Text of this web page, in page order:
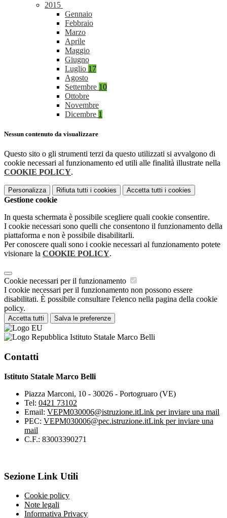
2015
Gennaio
Febbraio
Marzo
Aprile
Maggio
Giugno
Luglio 17
Agosto
Settembre 10
Ottobre
Novembre
Dicembre 1
Nessun contenuto da visualizzare
Questo sito o gli strumenti terzi da questo utilizzati si avvalgono di
cookie necessari al funzionamento ed utili alle finalità illustrate nella
COOKIE POLICY.
Personalizza Rifiuta tutti i cookies Accetta tutti i cookies
Gestione cookie
In questa schermata è possibile scegliere quali cookie consentire.
I cookie necessari sono quelli che consentono il funzionamento della
piattaforma e non è possibile disabilitarli.
Per conoscere quali sono i cookie necessari al funzionamento potete
visionare la COOKIE POLICY.
Cookie necessari per il funzionamento
I cookie necessari per il funzionamento non possono essere
disabilitati. È possibile consultare l'elenco nella pagina della cookie
policy.
Accetta tutti Salva le preferenze
Istituto Statale Marco Belli
Contatti
Istituto Statale Marco Belli
Piazza Marconi, 10 - 30026 - Portogruaro (VE)
Tel: 0421 73102
Email: VEPM030006@istruzione.itLink per inviare una mail
PEC: VEPM030006@pec.istruzione.itLink per inviare una
mail
C.F.: 83003390271
Sezione Link Utili
Cookie policy
Note legali
Informativa Privacy